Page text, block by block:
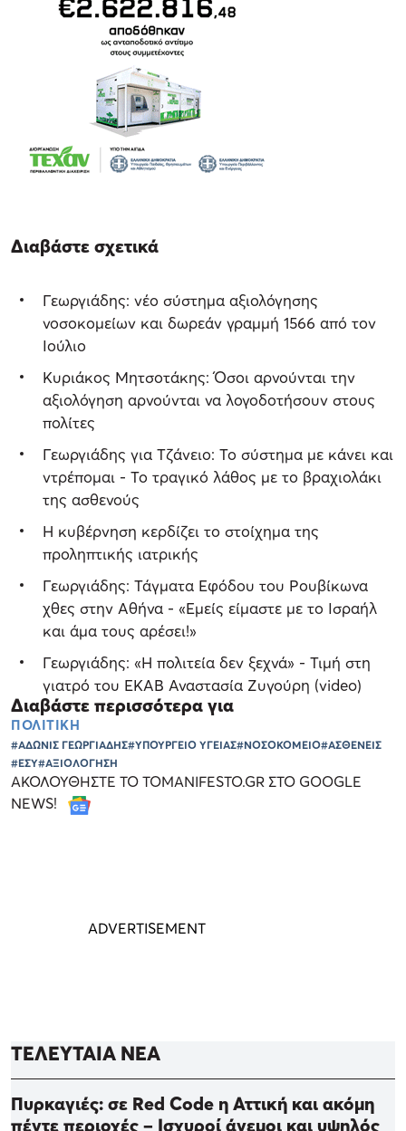
Διαβάστε σχετικά
Γεωργιάδης: νέο σύστημα αξιολόγησης
νοσοκομείων και δωρεάν γραμμή 1566 από τον
Ιούλιο
Κυριάκος Μητσοτάκης: Όσοι αρνούνται την
αξιολόγηση αρνούνται να λογοδοτήσουν στους
πολίτες
Γεωργιάδης για Τζάνειο: Το σύστημα με κάνει και
ντρέπομαι - Το τραγικό λάθος με το βραχιολάκι
της ασθενούς
Η κυβέρνηση κερδίζει το στοίχημα της
προληπτικής ιατρικής
Γεωργιάδης: Τάγματα Εφόδου του Ρουβίκωνα
χθες στην Αθήνα - «Εμείς είμαστε με το Ισραήλ
και άμα τους αρέσει!»
Γεωργιάδης: «Η πολιτεία δεν ξεχνά» - Τιμή στη
γιατρό του ΕΚΑΒ Αναστασία Ζυγούρη (video)
Διαβάστε περισσότερα για
ΠΟΛΙΤΙΚΗ
#ΑΔΩΝΙΣ ΓΕΩΡΓΙΑΔΗΣ#ΥΠΟΥΡΓΕΙΟ ΥΓΕΙΑΣ#ΝΟΣΟΚΟΜΕΙΟ#ΑΣΘΕΝΕΙΣ
#ΕΣΥ#ΑΞΙΟΛΟΓΗΣΗ
ΑΚΟΛΟΥΘΗΣΤΕ ΤΟ TOMANIFESTO.GR ΣΤΟ GOOGLE
NEWS!
ΤΕΛΕΥΤΑΙΑ ΝΕΑ
Πυρκαγιές: σε Red Code η Αττική και ακόμη
πέντε περιοχές – Ισχυροί άνεμοι και υψηλός